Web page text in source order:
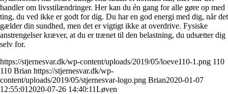
handler om livsstilændringer. Her kan du én gang for alle gøre op med
ting, du ved ikke er godt for dig. Du har en god energi med dig, når det
gælder din sundhed, men det er vigtigt ikke at overdrive. Fysiske
anstrengelser kræver, at du er trænet til den belastning, du udsætter dig
selv for.
https://stjernesvar.dk/wp-content/uploads/2019/05/loeve110-1.png 110
110 Brian https://stjernesvar.dk/wp-
content/uploads/2019/05/stjernesvar-logo.png Brian2020-01-07
12:55:01 2020-07-26 14:40:11Løven